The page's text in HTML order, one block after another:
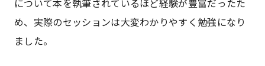
について本を執筆されているほど経験が豊富だったた
め、実際のセッションは大変わかりやすく勉強になり
ました。